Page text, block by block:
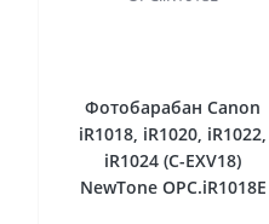
Фотобарабан Canon
iR1018, iR1020, iR1022,
iR1024 (C-EXV18)
NewTone OPC.iR1018E